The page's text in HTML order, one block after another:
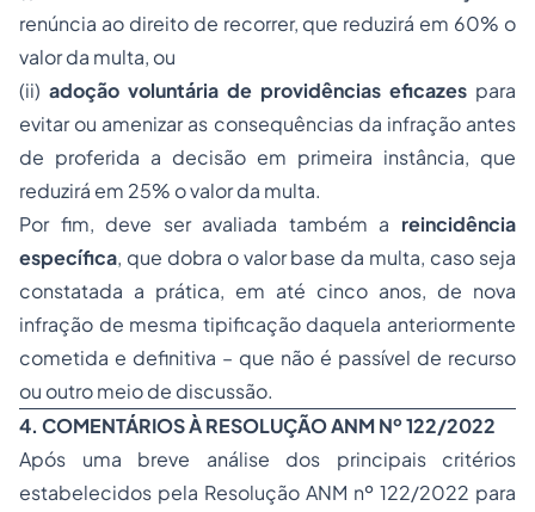
renúncia ao direito de recorrer, que reduzirá em 60% o
valor da multa, ou
(ii) adoção voluntária de providências eficazes para
evitar ou amenizar as consequências da infração antes
de proferida a decisão em primeira instância, que
reduzirá em 25% o valor da multa.
Por fim, deve ser avaliada também a reincidência
específica, que dobra o valor base da multa, caso seja
constatada a prática, em até cinco anos, de nova
infração de mesma tipificação daquela anteriormente
cometida e definitiva – que não é passível de recurso
ou outro meio de discussão.
4. COMENTÁRIOS À RESOLUÇÃO ANM Nº 122/2022
Após uma breve análise dos principais critérios
estabelecidos pela Resolução ANM nº 122/2022 para